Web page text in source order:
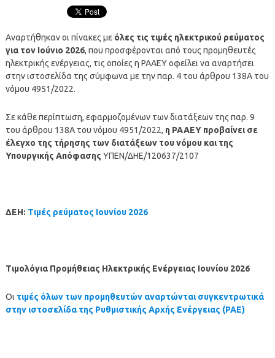
Αναρτήθηκαν οι πίνακες με όλες τις τιμές ηλεκτρικού ρεύματος
για τον Ιούνιο 2026, που προσφέρονται από τους προμηθευτές
ηλεκτρικής ενέργειας, τις οποίες η ΡΑΑΕΥ οφείλει να αναρτήσει
στην ιστοσελίδα της σύμφωνα με την παρ. 4 του άρθρου 138Α του
νόμου 4951/2022.
Σε κάθε περίπτωση, εφαρμοζομένων των διατάξεων της παρ. 9
του άρθρου 138Α του νόμου 4951/2022, η ΡΑΑΕΥ προβαίνει σε
έλεγχο της τήρησης των διατάξεων του νόμου και της
Υπουργικής Απόφασης ΥΠΕΝ/ΔΗΕ/120637/2107
ΔΕΗ: Τιμές ρεύματος Ιουνίου 2026
Τιμολόγια Προμήθειας Ηλεκτρικής Ενέργειας Ιουνίου2026
Οι τιμές όλων των προμηθευτών αναρτώνται συγκεντρωτικά
στην ιστοσελίδα της Ρυθμιστικής Αρχής Ενέργειας (ΡΑΕ)